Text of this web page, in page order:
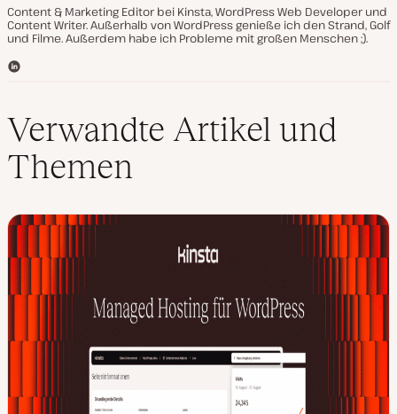
Content & Marketing Editor bei Kinsta, WordPress Web Developer und
Content Writer. Außerhalb von WordPress genieße ich den Strand, Golf
und Filme. Außerdem habe ich Probleme mit großen Menschen ;).
L
k
e
d
I
n
Verwandte Artikel und
Themen